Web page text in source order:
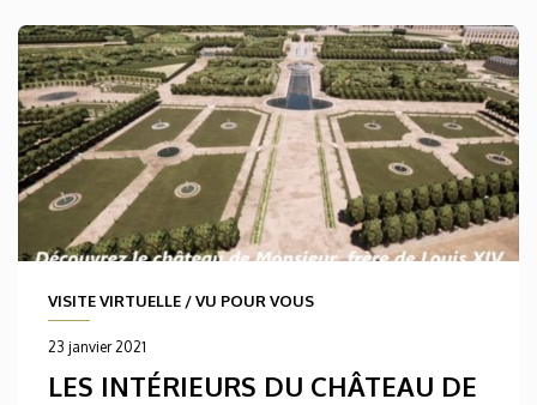
VISITE VIRTUELLE /VU POUR VOUS
23 janvier 2021
LES INTÉRIEURS DU CHÂTEAU DE